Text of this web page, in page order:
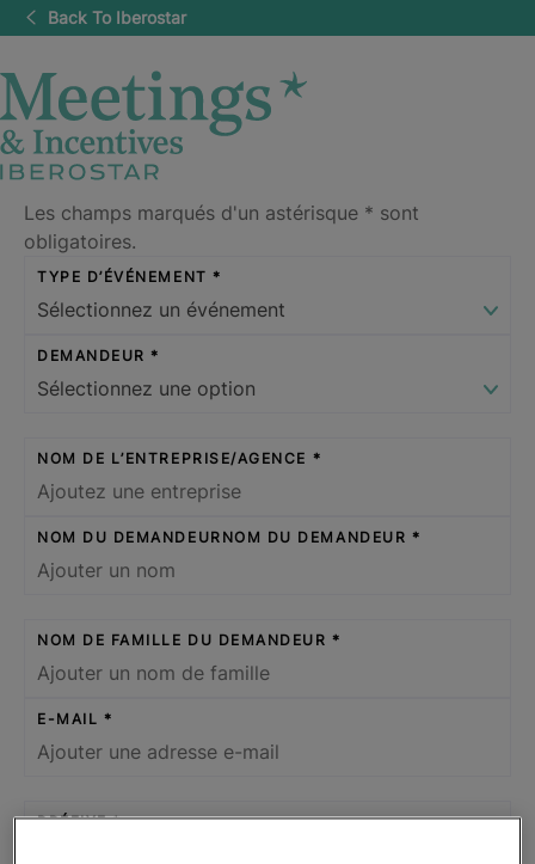
Back To Iberostar
Les champs marqués d'un astérisque * sont
obligatoires.
TYPE D’ÉVÉNEMENT
DEMANDEUR
NOM DE L’ENTREPRISE/AGENCE
NOM DU DEMANDEURNOM DU DEMANDEUR
NOM DE FAMILLE DU DEMANDEUR
E-MAIL
PRÉFIXE